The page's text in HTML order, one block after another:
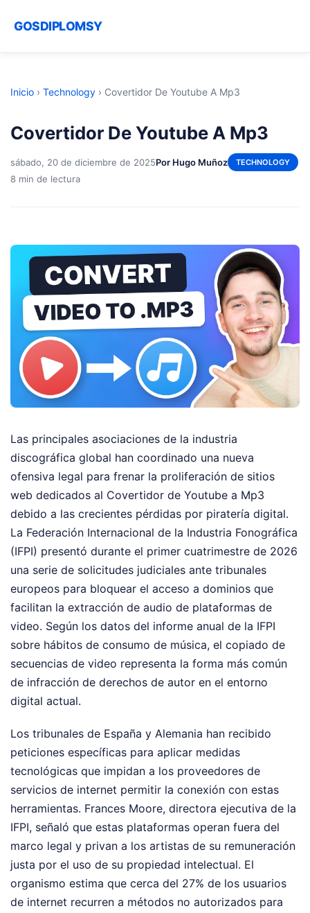
GOSDIPLOMSY
Inicio › Technology › Covertidor De Youtube A Mp3
Covertidor De Youtube A Mp3
sábado, 20 de diciembre de 2025Por Hugo Muñoz TECHNOLOGY
8 min de lectura
Las principales asociaciones de la industria
discográfica global han coordinado una nueva
ofensiva legal para frenar la proliferación de sitios
web dedicados al Covertidor de Youtube a Mp3
debido a las crecientes pérdidas por piratería digital.
La Federación Internacional de la Industria Fonográfica
(IFPI) presentó durante el primer cuatrimestre de 2026
una serie de solicitudes judiciales ante tribunales
europeos para bloquear el acceso a dominios que
facilitan la extracción de audio de plataformas de
video. Según los datos del informe anual de la IFPI
sobre hábitos de consumo de música, el copiado de
secuencias de video representa la forma más común
de infracción de derechos de autor en el entorno
digital actual.
Los tribunales de España y Alemania han recibido
peticiones específicas para aplicar medidas
tecnológicas que impidan a los proveedores de
servicios de internet permitir la conexión con estas
herramientas. Frances Moore, directora ejecutiva de la
IFPI, señaló que estas plataformas operan fuera del
marco legal y privan a los artistas de su remuneración
justa por el uso de su propiedad intelectual. El
organismo estima que cerca del 27% de los usuarios
de internet recurren a métodos no autorizados para